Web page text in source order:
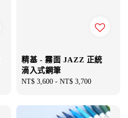
精基 - 霧面 JAZZ 正統
滴入式鋼筆
Regular
NT$ 3,600 - NT$ 3,700